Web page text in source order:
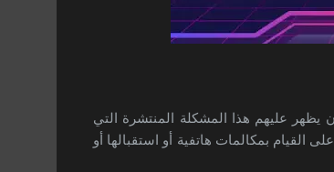
يظهر عليهم هذا المشكلة المنتشرة التي
بمكالمات هاتفية أو استقبالها أو